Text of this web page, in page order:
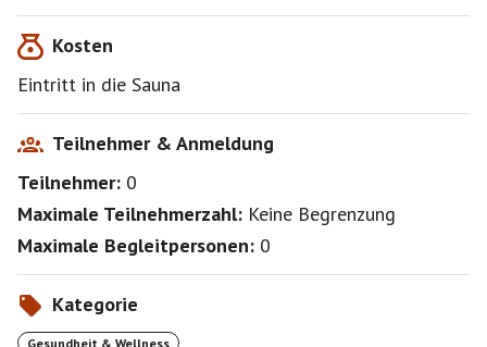
Kosten
Eintritt in die Sauna
Teilnehmer & Anmeldung
Teilnehmer: 0
Maximale Teilnehmerzahl: Keine Begrenzung
Maximale Begleitpersonen: 0
Kategorie
Gesundheit & Wellness